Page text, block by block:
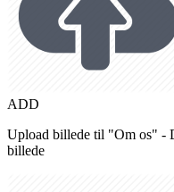
ADD
Upload billede til "Om os" -
billede